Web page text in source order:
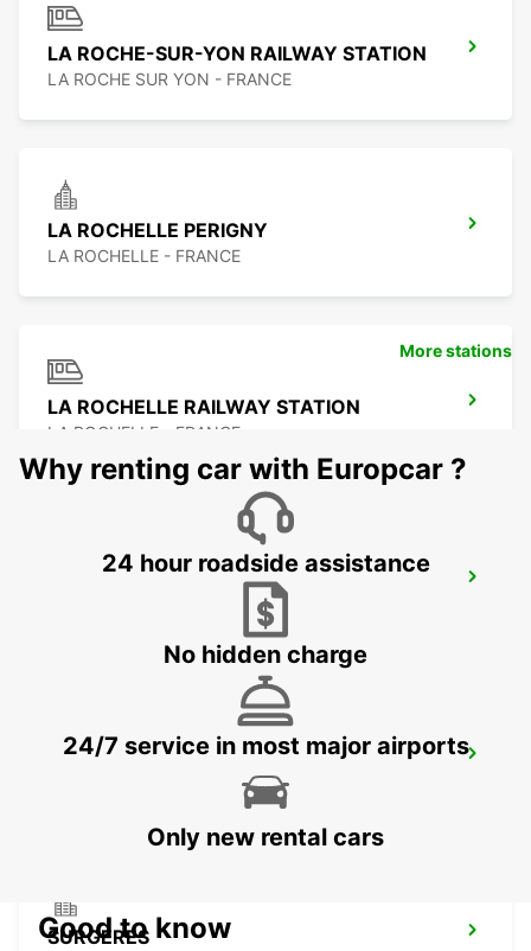
LA ROCHE-SUR-YON RAILWAY STATION
LA ROCHE SUR YON - FRANCE
LA ROCHELLE PERIGNY
LA ROCHELLE - FRANCE
LA ROCHELLE RAILWAY STATION
LA ROCHELLE - FRANCE
LES HERBIERS
SURGERES
More stations
Why renting car with Europcar ?
24 hour roadside assistance
No hidden charge
24/7 service in most major airports
Only new rental cars
Good to know